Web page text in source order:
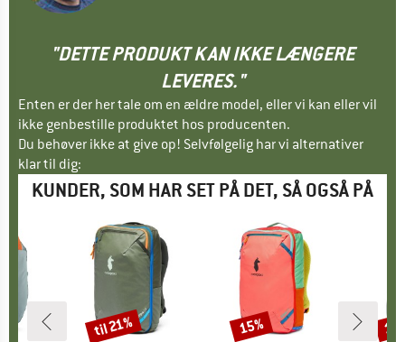
"DETTE PRODUKT KAN IKKE LÆNGERE
LEVERES."
Enten er der her tale om en ældre model, eller vi kan eller vil
ikke genbestille produktet hos producenten.
Du behøver ikke at give op! Selvfølgelig har vi alternativer
klar til dig:
KUNDER, SOM HAR SET PÅ DET, SÅ OGSÅ PÅ
Rabat
til 21% Rabat
15%